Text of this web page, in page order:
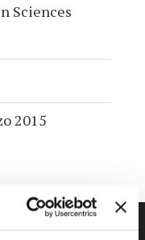
Sciences
2015